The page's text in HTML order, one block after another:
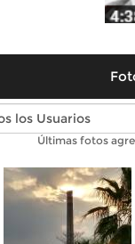
Fotos
Últimas fotos